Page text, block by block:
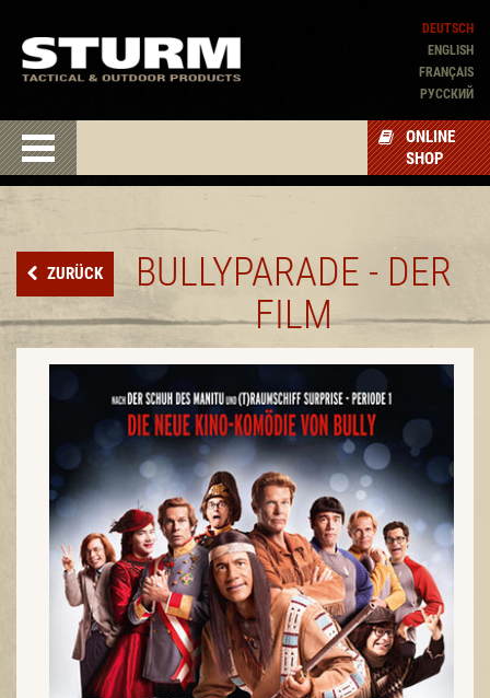
DEUTSCH
ENGLISH
FRANÇAIS
PУССКИЙ
ONLINE
SHOP
ZURÜCK
BULLYPARADE - DER
FILM